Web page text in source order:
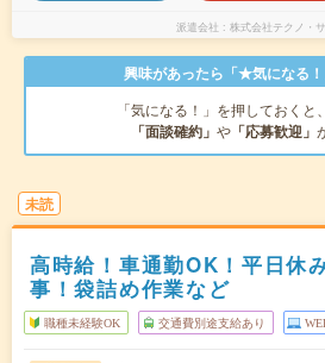
派遣会社 株式会社テクノ・
興味があったら「★気になる！
「気になる！」を押しておくと
「面談確約」 や 「応募歓迎」
未読
高時給！車通勤OK！平日休
事！袋詰め作業など
職種未経験OK 交通費別途支給あり